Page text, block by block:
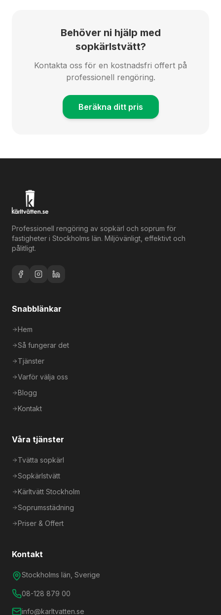
Behöver ni hjälp med
sopkärlstvätt?
Kontakta oss för en kostnadsfri offert på
professionell rengöring.
Beräkna ditt pris
Professionell rengöring av sopkärl och soprum för
fastigheter i Stockholms län. Miljövänligt, effektivt och
pålitligt.
Snabblänkar
Hem
Så fungerar det
Tjänster
Varför välja oss
Blogg
Kontakt
Våra tjänster
Tvätta sopkärl
Sopkärlstvätt
Kärltvätt Stockholm
Soprumsstädning
Priser & Offert
Kontakt
Stockholms län, Sverige
08-128 879 00
info@karltvatten.se